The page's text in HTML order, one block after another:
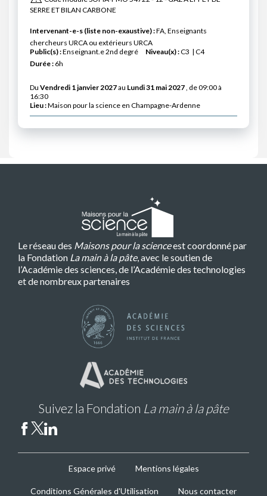
SERRE ET BILAN CARBONE
Intervenant-e-s (liste non-exaustive) :FA, Enseignants
chercheurs URCA ou extérieurs URCA
Public(s) :Enseignant.e 2nd degré Niveau(x) :C3
C4
Durée : 6h
Du Vendredi 1 janvier 2027au Lundi 31 mai 2027, de 09:00 à
16:30
Lieu :Maison pour la science en Champagne-Ardenne
Le réseau des Maisons pour la scienceest coordonné par
la Fondation La main à la pâte, avec le soutien de
l’Académie des sciences, de l’Académie des technologies
et de nombreux partenaires
Suivez la Fondation La main à la pâte
Footer
Espace privé Mentions légales
Conditions Générales d'Utilisation Nous contacter